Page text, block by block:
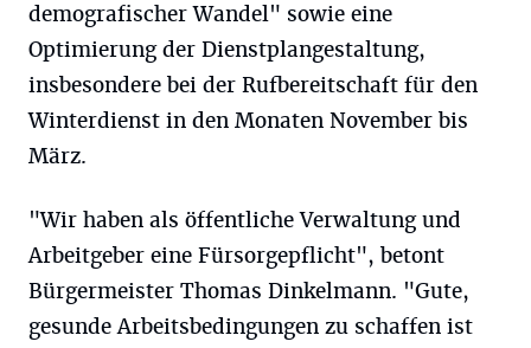
demografischer Wandel" sowie eine
Optimierung der Dienstplangestaltung,
insbesondere bei der Rufbereitschaft für den
Winterdienst in den Monaten November bis
März.
"Wir haben als öffentliche Verwaltung und
Arbeitgeber eine Fürsorgepflicht", betont
Bürgermeister Thomas Dinkelmann. "Gute,
gesunde Arbeitsbedingungen zu schaffen ist